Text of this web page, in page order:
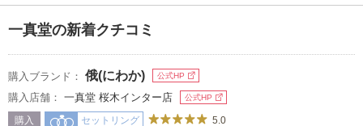
一真堂の新着クチコミ
購入ブランド： 俄(にわか) 公式HP
購入店舗： 一真堂 桜木インター店 公式HP
購入 セットリング 5.0